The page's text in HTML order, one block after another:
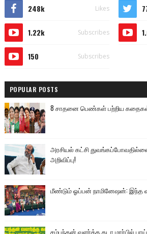
248k Likes
1.22k Subscribes
150 Subscribes
POPULAR POSTS
8 சாதனை பெண்கள் பற்றிய
அரசியல் கட்சி துவங்கப்போவதில்லை
அறிவிப்பு!
மீண்டும் ஓப்பன் நாமினேஷன்: இந்த
சம்பந்தன் வளர்த்த கடா மார்பில்